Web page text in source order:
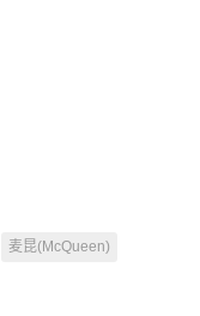
麦昆(McQueen)